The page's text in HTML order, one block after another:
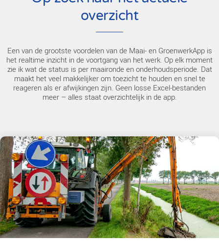
Directievoerder/werkvoorbereider
Hoogheemraadschap
Op zoek naar het
overzicht
Een van de grootste voordelen van de Maai- en
het realtime inzicht in de voortgang van het werk.
zie ik wat de status is per maaironde en
maakt het veel makkelijker om toezicht te houden
reageren als er afwijkingen zijn. Geen losse Excel-
meer – alles staat overzichtelijk in de